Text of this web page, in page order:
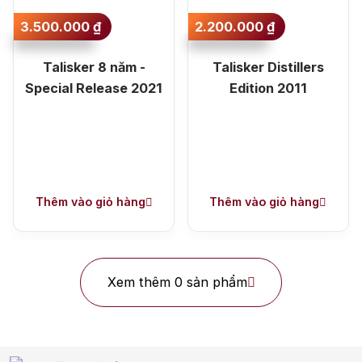
được đánh giá là phù hợp với cả người mới bắt đầu lẫn những
ai muốn khám phá thêm chiều sâu trong thế giới Scotch.
3. Các nhà chưng cất tiêu biểu
vùng Island
3.500.000₫
Talisker 8 năm -
Special Release 2021
Thêm vào giỏ hàng
2.200.000₫
Talisker Distillers
Edition 2011
Thêm vào giỏ hàng
Xem thêm 0 sản phẩm